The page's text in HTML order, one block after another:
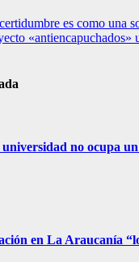
es como una
«antiencapuchados»
no ocupa
en La Araucanía